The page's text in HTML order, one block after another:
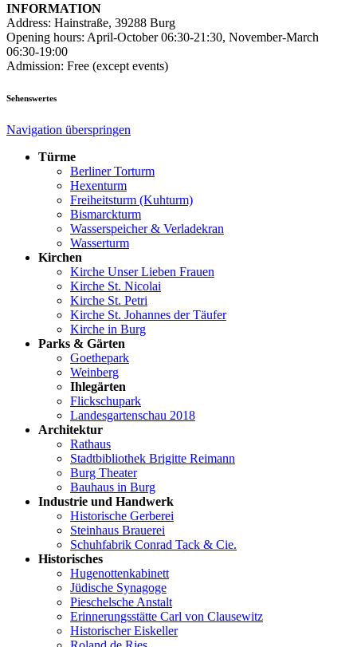
INFORMATION
Address: Hainstraße, 39288 Burg
Opening hours: April-October 06:30-21:30, November-March
06:30-19:00
Admission: Free (except events)
Sehenswertes
Navigation überspringen
Türme
Berliner Torturm
Hexenturm
Freiheitsturm (Kuhturm)
Bismarckturm
Wasserspeicher & Verladekran
Wasserturm
Kirchen
Kirche Unser Lieben Frauen
Kirche St. Nicolai
Kirche St. Petri
Kirche St. Johannes der Täufer
Kirche in Burg
Parks & Gärten
Goethepark
Weinberg
Ihlegärten
Flickschupark
Landesgartenschau 2018
Architektur
Rathaus
Stadtbibliothek Brigitte Reimann
Burg Theater
Bauhaus in Burg
Industrie und Handwerk
Historische Gerberei
Steinhaus Brauerei
Schuhfabrik Conrad Tack & Cie.
Historisches
Hugenottenkabinett
Jüdische Synagoge
Pieschelsche Anstalt
Erinnerungsstätte Carl von Clausewitz
Historischer Eiskeller